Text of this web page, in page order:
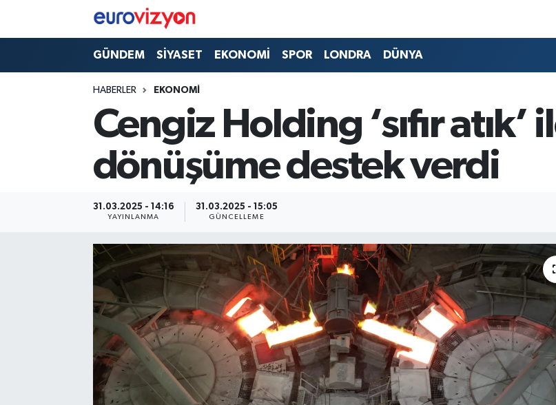
GÜNDEM SİYASET EKONOMİ SPOR LONDRA DÜNYA
HABERLER EKONOMİ
Cengiz Holding ‘sıfır atık’
dönüşüme destek verdi
31.03.2025 - 14:16
YAYINLANMA
31.03.2025 - 15:05
GÜNCELLEME